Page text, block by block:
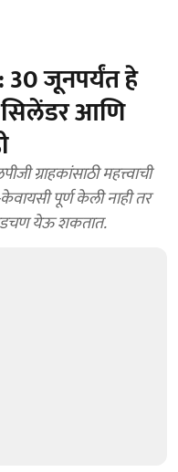
जूनपर्यंत हे
सिलेंडर आणि
ग्राहकांसाठी महत्त्वाची
पूर्ण केली नाही तर
येऊ शकतात.